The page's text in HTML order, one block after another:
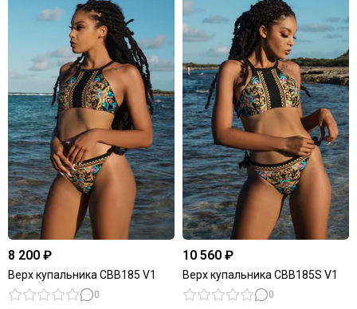
8 200 ₽
Верх купальника CBB185 V1
0
10 560 ₽
Верх купальника CBB185S V1
0